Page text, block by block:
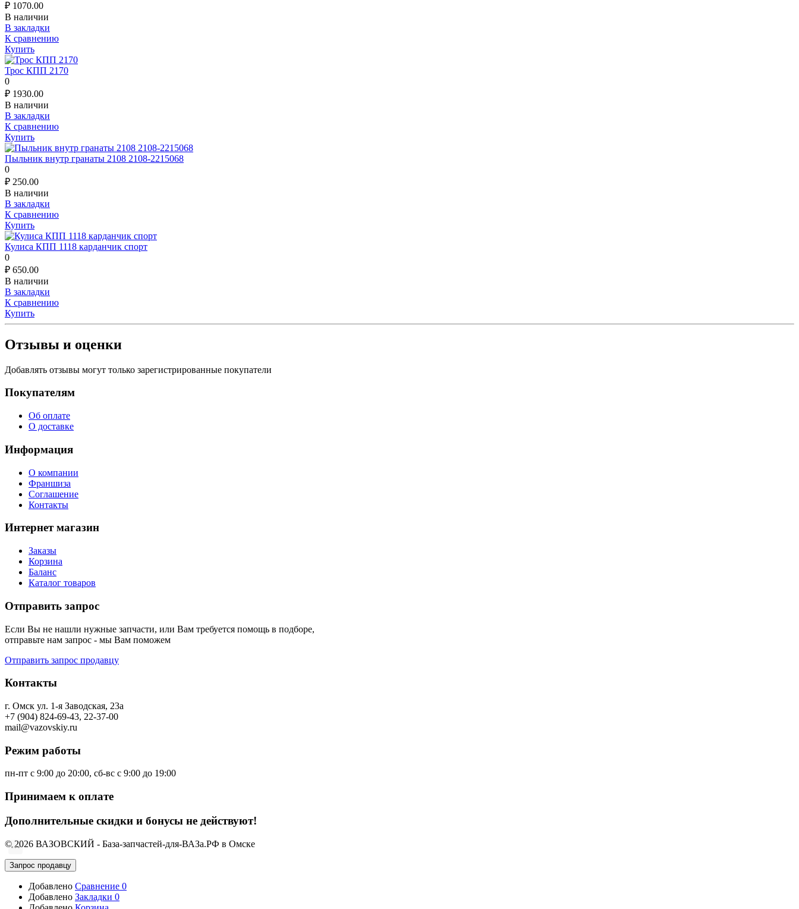
₽ 1070.00
В наличии
В закладки
К сравнению
Купить
Трос КПП 2170
0
₽ 1930.00
В наличии
В закладки
К сравнению
Купить
Пыльник внутр гранаты 2108 2108-2215068
0
₽ 250.00
В наличии
В закладки
К сравнению
Купить
Кулиса КПП 1118 карданчик спорт
0
₽ 650.00
В наличии
В закладки
К сравнению
Купить
Отзывы и оценки
Добавлять отзывы могут только зарегистрированные покупатели
Покупателям
Об оплате
О доставке
Информация
О компании
Франшиза
Соглашение
Контакты
Интернет магазин
Заказы
Корзина
Баланс
Каталог товаров
Отправить запрос
Если Вы не нашли нужные запчасти, или Вам требуется помощь в подборе,
отправьте нам запрос - мы Вам поможем
Отправить запрос продавцу
Контакты
г. Омск ул. 1-я Заводская, 23а
+7 (904) 824-69-43, 22-37-00
mail@vazovskiy.ru
Режим работы
пн-пт с 9:00 до 20:00, сб-вс с 9:00 до 19:00
Принимаем к оплате
Дополнительные скидки и бонусы не действуют!
© 2026 ВАЗОВСКИЙ - База-запчастей-для-ВАЗа.РФ в Омске
Запрос продавцу
Добавлено Сравнение 0
Добавлено Закладки 0